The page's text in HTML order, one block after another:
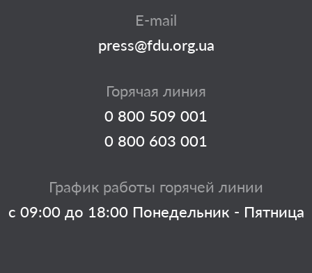
E-mail
press@fdu.org.ua
Горячая линия
0 800 509 001
0 800 603 001
График работы горячей линии
с 09:00 до 18:00 Понедельник - Пятница